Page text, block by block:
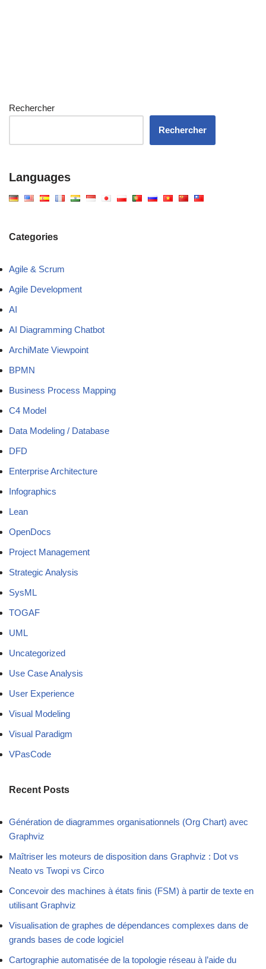
Rechercher
Rechercher
Languages
Categories
Agile & Scrum
Agile Development
AI
AI Diagramming Chatbot
ArchiMate Viewpoint
BPMN
Business Process Mapping
C4 Model
Data Modeling / Database
DFD
Enterprise Architecture
Infographics
Lean
OpenDocs
Project Management
Strategic Analysis
SysML
TOGAF
UML
Uncategorized
Use Case Analysis
User Experience
Visual Modeling
Visual Paradigm
VPasCode
Recent Posts
Génération de diagrammes organisationnels (Org Chart) avec
Graphviz
Maîtriser les moteurs de disposition dans Graphviz : Dot vs
Neato vs Twopi vs Circo
Concevoir des machines à états finis (FSM) à partir de texte en
utilisant Graphviz
Visualisation de graphes de dépendances complexes dans de
grands bases de code logiciel
Cartographie automatisée de la topologie réseau à l’aide du